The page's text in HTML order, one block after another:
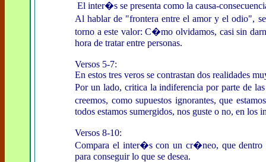
El inter�s se presenta como la causa-
Al hablar de "frontera entre el amor y el odio",
torno a este valor: C�mo olvidamos, casi sin
hora de tratar entre personas.
Versos 5-7:
En estos tres veros se contrastan dos realidades
Por un lado, critica la indiferencia por parte de
creemos, como supuestos ignorantes, que
todos estamos sumergidos, nos guste o no, en los
Versos 8-10:
Compara el inter�s con un cr�neo, que dentro
para conseguir lo que se desea.